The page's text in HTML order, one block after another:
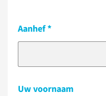
Aanhef
Uw voornaam